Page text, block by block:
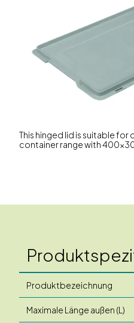
This hinged lid is suitable for
container range with
Produktbezeichnung
Maximale Länge außen (L)